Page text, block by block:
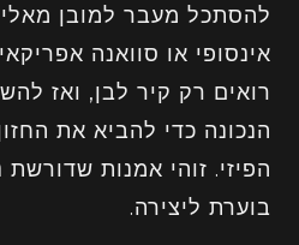
להסתכל מעבר למובן
אינסופי או סוואנה
רואים רק קיר לבן, ואז
הנכונה כדי להביא את
הפיזי. זוהי אמנות שדורשת
בוערת ליצירה.